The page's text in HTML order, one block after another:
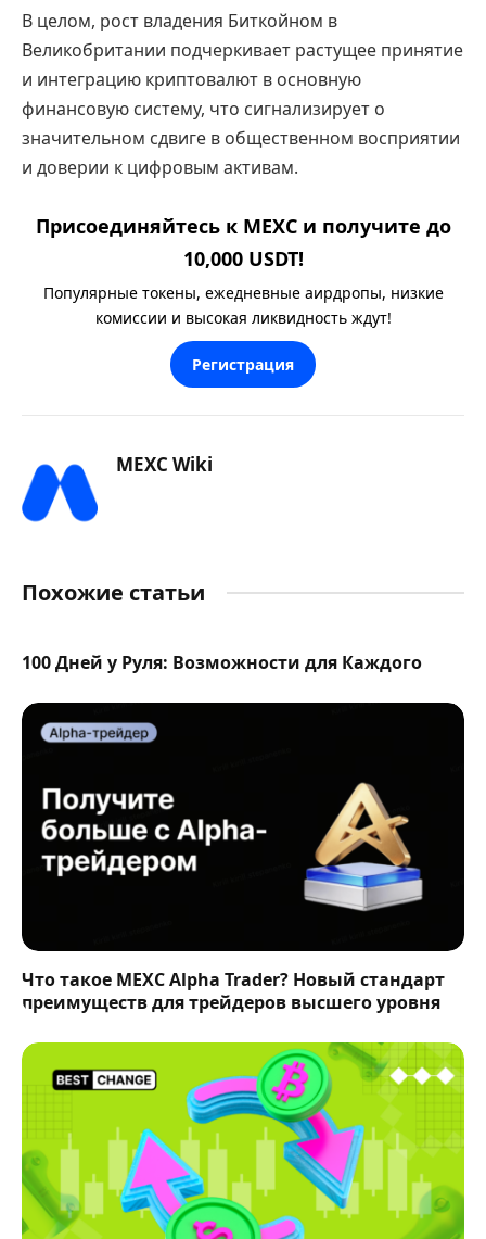
В целом, рост владения Биткойном в
Великобритании подчеркивает растущее принятие
и интеграцию криптовалют в основную
финансовую систему, что сигнализирует о
значительном сдвиге в общественном восприятии
и доверии к цифровым активам.
Присоединяйтесь к MEXC и получите до
10,000 USDT!
Популярные токены, ежедневные аирдропы, низкие
комиссии и высокая ликвидность ждут!
Регистрация
MEXC Wiki
Похожие статьи
100 Дней у Руля: Возможности для Каждого
Что такое MEXC Alpha Trader? Новый стандарт
преимуществ для трейдеров высшего уровня